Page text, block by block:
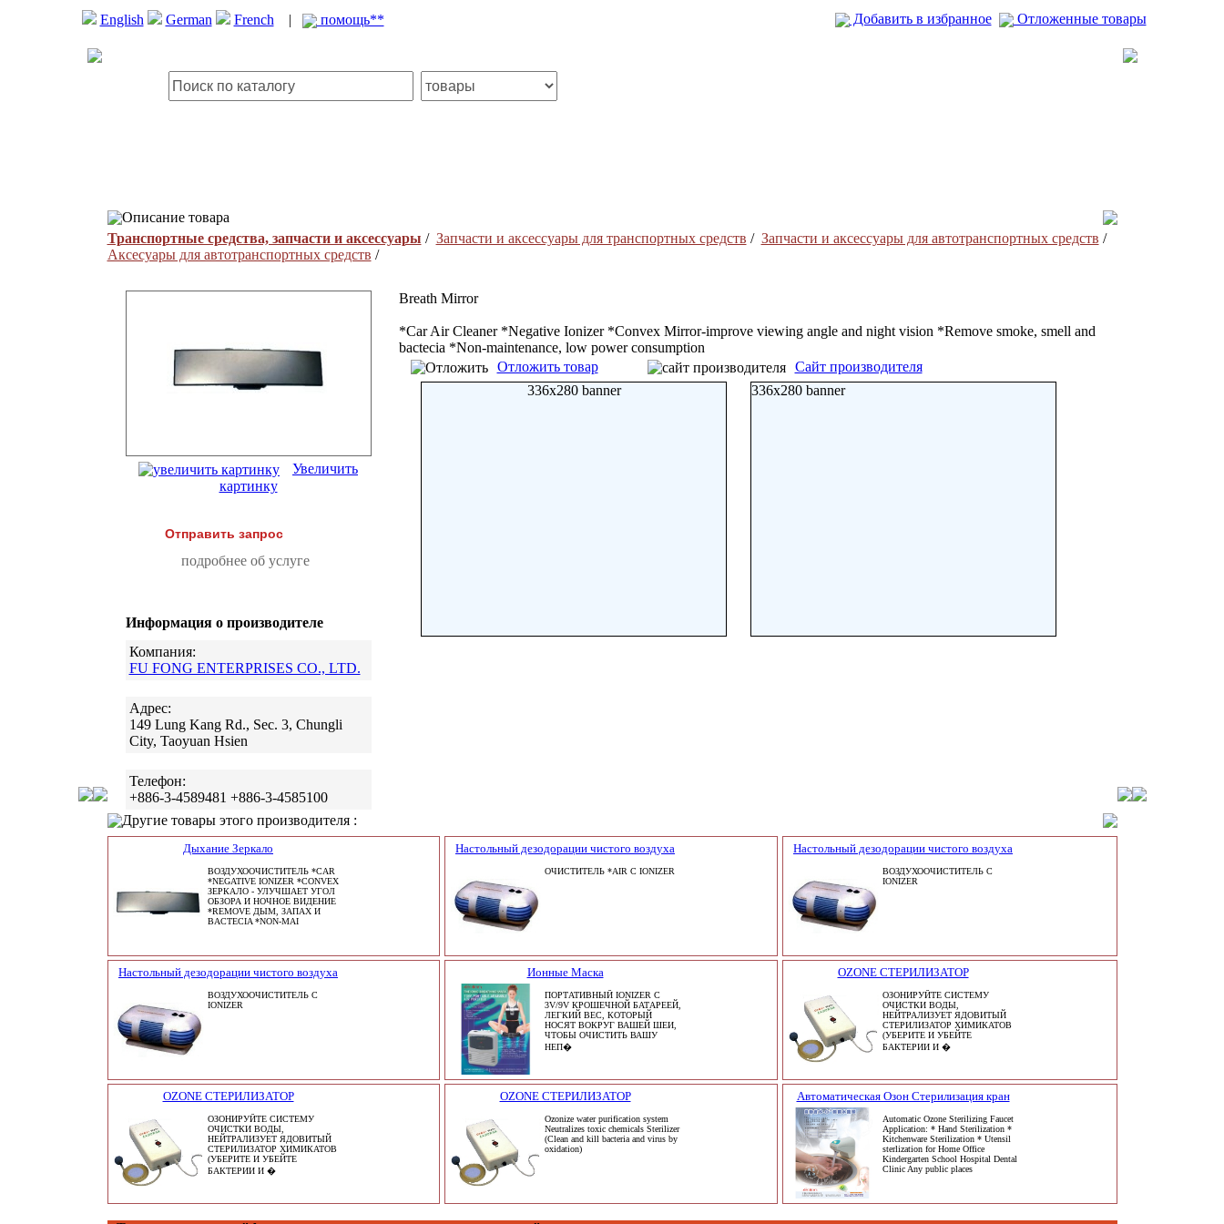
English German French | помощь** Добавить в избранное Отложенные товары
Описание товара
Транспортные средства, запчасти и аксессуары / Запчасти и аксесcуары для транспортных средств / Запчасти и аксесcуары для автотранспортных средств /
Аксесуары для автотранспортных средств /
Увеличить
картинку
Отправить запрос
подробнее об услуге
Информация о производителе
Компания:
FU FONG ENTERPRISES CO., LTD.
Адрес:
149 Lung Kang Rd., Sec. 3, Chungli
City, Taoyuan Hsien
Телефон:
+886-3-4589481 +886-3-4585100
Breath Mirror
*Car Air Cleaner *Negative Ionizer *Convex Mirror-improve viewing angle and night vision *Remove smoke, smell and
bactecia *Non-maintenance, low power consumption
Отложить товар
Сайт производителя
336x280 banner
336x280 banner
Другие товары этого производителя :
Дыхание Зеркало
ВОЗДУХООЧИСТИТЕЛЬ *CAR
*NEGATIVE IONIZER *CONVEX
ЗЕРКАЛО - УЛУЧШАЕТ УГОЛ
ОБЗОРА И НОЧНОЕ ВИДЕНИЕ
*REMOVE ДЫМ, ЗАПАХ И
BACTECIA *NON-MAI
Настольный дезодорации чистого воздуха
ОЧИСТИТЕЛЬ *AIR С IONIZER
Настольный дезодорации чистого воздуха
ВОЗДУХООЧИСТИТЕЛЬ С
IONIZER
Настольный дезодорации чистого воздуха
ВОЗДУХООЧИСТИТЕЛЬ С
IONIZER
Ионные Маска
ПОРТАТИВНЫЙ IONIZER С
3V/9V КРОШЕЧНОЙ БАТАРЕЕЙ,
ЛЕГКИЙ ВЕС, КОТОРЫЙ
НОСЯТ ВОКРУГ ВАШЕЙ ШЕИ,
ЧТОБЫ ОЧИСТИТЬ ВАШУ
НЕП�
OZONE СТЕРИЛИЗАТОР
ОЗОНИРУЙТЕ СИСТЕМУ
ОЧИСТКИ ВОДЫ,
НЕЙТРАЛИЗУЕТ ЯДОВИТЫЙ
СТЕРИЛИЗАТОР ХИМИКАТОВ
(УБЕРИТЕ И УБЕЙТЕ
БАКТЕРИИ И �
OZONE СТЕРИЛИЗАТОР
ОЗОНИРУЙТЕ СИСТЕМУ
ОЧИСТКИ ВОДЫ,
НЕЙТРАЛИЗУЕТ ЯДОВИТЫЙ
СТЕРИЛИЗАТОР ХИМИКАТОВ
(УБЕРИТЕ И УБЕЙТЕ
БАКТЕРИИ И �
OZONE СТЕРИЛИЗАТОР
Ozonize water purification system
Neutralizes toxic chemicals Sterilizer
(Clean and kill bacteria and virus by
oxidation)
Автоматическая Озон Стерилизация кран
Automatic Ozone Sterilizing Faucet
Application: * Hand Sterilization *
Kitchenware Sterilization * Utensil
sterlization for Home Office
Kindergarten School Hospital Dental
Clinic Any public places